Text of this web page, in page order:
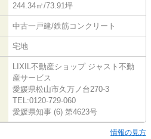
244.34㎡/73.91坪
中古一戸建/鉄筋コンクリート
宅地
LIXIL不動産ショップ ジャスト不動
産サービス
愛媛県松山市久万ノ台270-3
TEL:0120-729-060
愛媛県知事 (6) 第4623号
情報の見方